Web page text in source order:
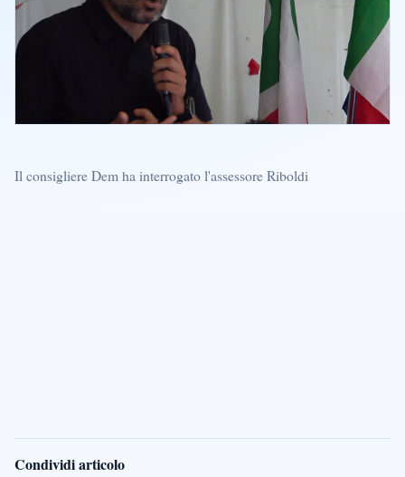
Il consigliere Dem ha interrogato l'assessore Riboldi
Condividi articolo